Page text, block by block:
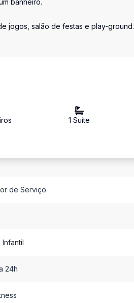
banheiro.
jogos, salão de festas e play-ground.
s 1 Suíte
de Serviço
Infantil
24h